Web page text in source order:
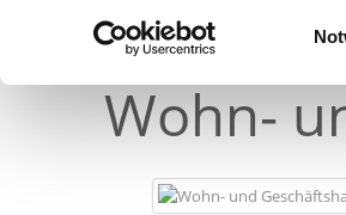
Wohn-